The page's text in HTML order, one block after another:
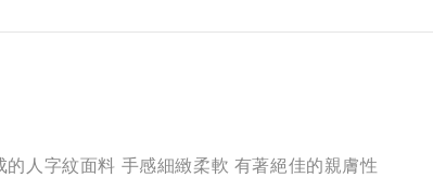
人字紋面料 手感細緻柔軟 有著絕佳的親膚性